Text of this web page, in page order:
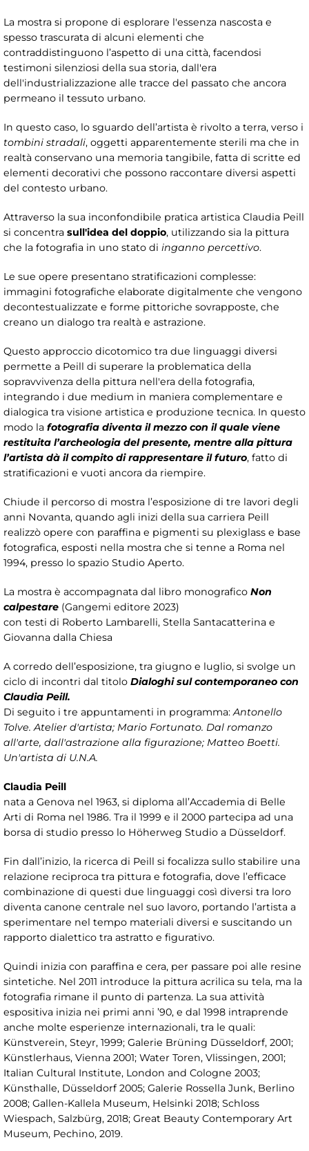
La mostra si propone di esplorare l'essenza nascosta e
spesso trascurata di alcuni elementi che
contraddistinguono l’aspetto di una città, facendosi
testimoni silenziosi della sua storia, dall'era
dell'industrializzazione alle tracce del passato che ancora
permeano il tessuto urbano.
In questo caso, lo sguardo dell’artista è rivolto a terra, verso i
tombini stradali, oggetti apparentemente sterili ma che in
realtà conservano una memoria tangibile, fatta di scritte ed
elementi decorativi che possono raccontare diversi aspetti
del contesto urbano.
Attraverso la sua inconfondibile pratica artistica Claudia Peill
si concentra sull'idea del doppio, utilizzando sia la pittura
che la fotografia in uno stato di inganno percettivo.
Le sue opere presentano stratificazioni complesse:
immagini fotografiche elaborate digitalmente che vengono
decontestualizzate e forme pittoriche sovrapposte, che
creano un dialogo tra realtà e astrazione.
Questo approccio dicotomico tra due linguaggi diversi
permette a Peill di superare la problematica della
sopravvivenza della pittura nell'era della fotografia,
integrando i due medium in maniera complementare e
dialogica tra visione artistica e produzione tecnica. In questo
modo la fotografia diventa il mezzo con il quale viene
restituita l’archeologia del presente, mentre alla pittura
l’artista dà il compito di rappresentare il futuro, fatto di
stratificazioni e vuoti ancora da riempire.
Chiude il percorso di mostra l’esposizione di tre lavori degli
anni Novanta, quando agli inizi della sua carriera Peill
realizzò opere con paraffina e pigmenti su plexiglass e base
fotografica, esposti nella mostra che si tenne a Roma nel
1994, presso lo spazio Studio Aperto.
La mostra è accompagnata dal libro monografico Non
calpestare (Gangemi editore 2023)
con testi di Roberto Lambarelli, Stella Santacatterina e
Giovanna dalla Chiesa
A corredo dell’esposizione, tra giugno e luglio, si svolge un
ciclo di incontri dal titolo Dialoghi sul contemporaneo con
Claudia Peill.
Di seguito i tre appuntamenti in programma:Antonello
Tolve. Atelier d'artista; Mario Fortunato. Dal romanzo
all'arte, dall'astrazione alla figurazione; Matteo Boetti.
Un'artista di U.N.A.
Claudia Peill
nata a Genova nel 1963, si diploma all’Accademia di Belle
Arti di Roma nel 1986. Tra il 1999 e il 2000 partecipa ad una
borsa di studio presso lo Höherweg Studio a Düsseldorf.
Fin dall’inizio, la ricerca di Peill si focalizza sullo stabilire una
relazione reciproca tra pittura e fotografia, dove l’efficace
combinazione di questi due linguaggi così diversi tra loro
diventa canone centrale nel suo lavoro, portando l’artista a
sperimentare nel tempo materiali diversi e suscitando un
rapporto dialettico tra astratto e figurativo.
Quindi inizia con paraffina e cera, per passare poi alle resine
sintetiche. Nel 2011 introduce la pittura acrilica su tela, ma la
fotografia rimane il punto di partenza. La sua attività
espositiva inizia nei primi anni ’90, e dal 1998 intraprende
anche molte esperienze internazionali, tra le quali:
Künstverein, Steyr, 1999; Galerie Brüning Düsseldorf, 2001;
Künstlerhaus, Vienna 2001; Water Toren, Vlissingen, 2001;
Italian Cultural Institute, London and Cologne 2003;
Künsthalle, Düsseldorf 2005; Galerie Rossella Junk, Berlino
2008; Gallen-Kallela Museum, Helsinki 2018; Schloss
Wiespach, Salzbürg, 2018; Great Beauty Contemporary Art
Museum, Pechino, 2019.